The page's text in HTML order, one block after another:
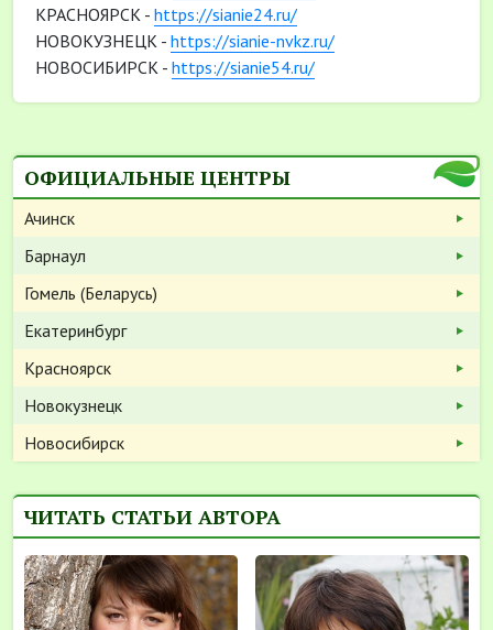
КРАСНОЯРСК - https://sianie24.ru/
НОВОКУЗНЕЦК - https://sianie-nvkz.ru/
НОВОСИБИРСК - https://sianie54.ru/
ОФИЦИАЛЬНЫЕ ЦЕНТРЫ
Ачинск
Барнаул
Гомель (Беларусь)
Екатеринбург
Красноярск
Новокузнецк
Новосибирск
ЧИТАТЬ СТАТЬИ АВТОРА